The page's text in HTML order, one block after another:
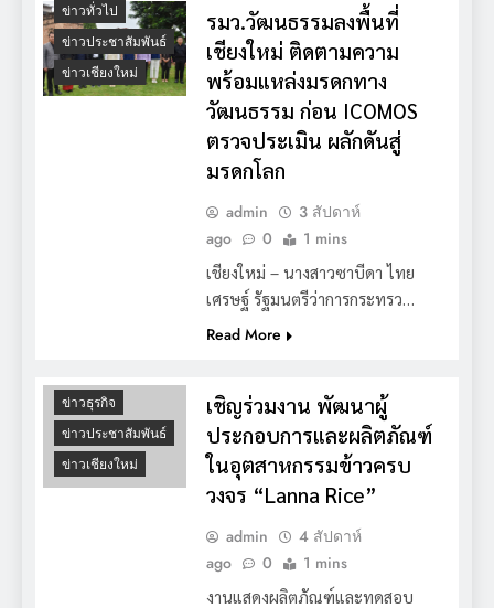
ข่าวทั่วไป
ข่าวประชาสัมพันธ์
ข่าวเชียงใหม่
รมว.วัฒนธรรมลงพื้นที่
เชียงใหม่ ติดตามความ
พร้อมแหล่งมรดกทาง
วัฒนธรรม ก่อน ICOMOS
ตรวจประเมิน ผลักดันสู่
มรดกโลก
admin
3 สัปดาห์
ago
0 1 mins
เชียงใหม่ – นางสาวซาบีดา ไทย
เศรษฐ์ รัฐมนตรีว่าการกระทรว…
Read More
ข่าวธุรกิจ
ข่าวประชาสัมพันธ์
ข่าวเชียงใหม่
เชิญร่วมงาน พัฒนาผู้
ประกอบการและผลิตภัณฑ์
ในอุตสาหกรรมข้าวครบ
วงจร “Lanna Rice”
admin
4 สัปดาห์
ago
0 1 mins
งานแสดงผลิตภัณฑ์และทดสอบ